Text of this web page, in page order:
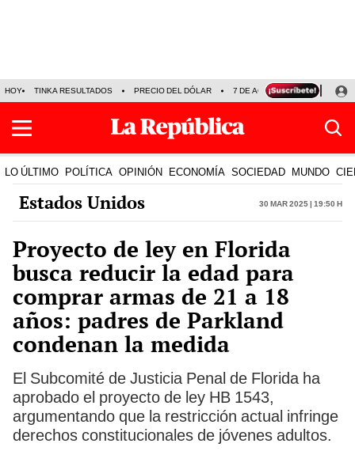
HOY TINKA RESULTADOS PRECIO DEL DÓLAR 7 DE AGOSTO OLLANTA
LO ÚLTIMO POLÍTICA OPINIÓN ECONOMÍA SOCIEDAD MUNDO
Estados Unidos 30 Mar 2025 | 19:50 h
Proyecto de ley en Florida
busca reducir la edad para
comprar armas de 21 a 18
años: padres de Parkland
condenan la medida
El Subcomité de Justicia Penal de Florida ha
aprobado el proyecto de ley HB 1543,
argumentando que la restricción actual infringe
derechos constitucionales de jóvenes adultos.